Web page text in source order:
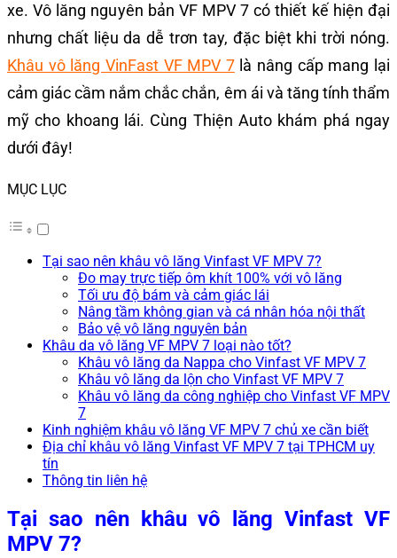
xe. Vô lăng nguyên bản VF MPV 7 có thiết kế hiện đại
nhưng chất liệu da dễ trơn tay, đặc biệt khi trời nóng.
Khâu vô lăng VinFast VF MPV 7là nâng cấp mang lại
cảm giác cầm nắm chắc chắn, êm ái và tăng tính thẩm
mỹ cho khoang lái. Cùng Thiện Auto khám phá ngay
dưới đây!
MỤC LỤC
Tại sao nên khâu vô lăng Vinfast VF MPV 7?
Đo may trực tiếp ôm khít 100% với vô lăng
Tối ưu độ bám và cảm giác lái
Nâng tầm không gian và cá nhân hóa nội thất
Bảo vệ vô lăng nguyên bản
Khâu da vô lăng VF MPV 7 loại nào tốt?
Khâu vô lăng da Nappa cho Vinfast VF MPV 7
Khâu vô lăng da lộn cho Vinfast VF MPV 7
Khâu vô lăng da công nghiệp cho Vinfast VF MPV
7
Kinh nghiệm khâu vô lăng VF MPV 7 chủ xe cần biết
Địa chỉ khâu vô lăng Vinfast VF MPV 7 tại TPHCM uy
tín
Thông tin liên hệ
Tại sao nên khâu vô lăng Vinfast VF
MPV 7?